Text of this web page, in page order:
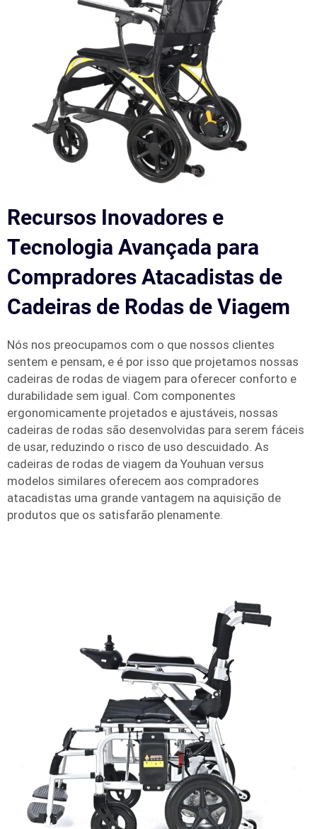
Recursos Inovadores e
Tecnologia Avançada para
Compradores Atacadistas de
Cadeiras de Rodas de Viagem
Nós nos preocupamos com o que nossos clientes
sentem e pensam, e é por isso que projetamos nossas
cadeiras de rodas de viagem para oferecer conforto e
durabilidade sem igual. Com componentes
ergonomicamente projetados e ajustáveis, nossas
cadeiras de rodas são desenvolvidas para serem fáceis
de usar, reduzindo o risco de uso descuidado. As
cadeiras de rodas de viagem da Youhuan versus
modelos similares oferecem aos compradores
atacadistas uma grande vantagem na aquisição de
produtos que os satisfarão plenamente.